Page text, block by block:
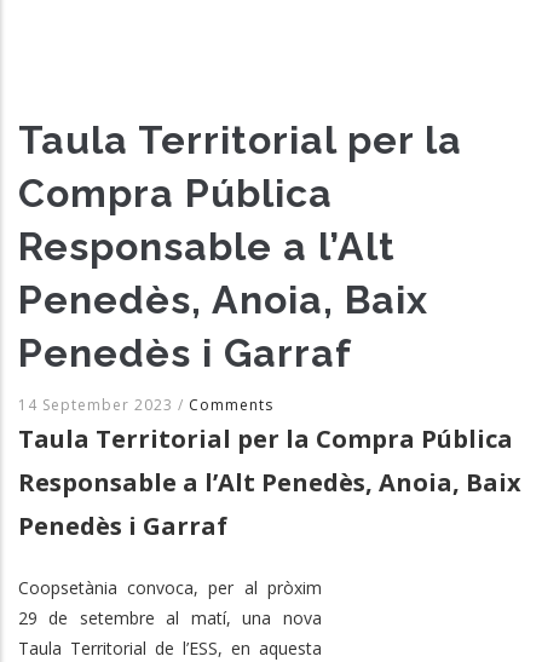
Taula Territorial per la
Compra Pública
Responsable a l’Alt
Penedès, Anoia, Baix
Penedès i Garraf
14 September 2023 / Comments
Taula Territorial per la Compra Pública
Responsable a l’Alt Penedès, Anoia, Baix
Penedès i Garraf
Coopsetània convoca, per al pròxim
29 de setembre al matí, una nova
Taula Territorial de l’ESS, en aquesta